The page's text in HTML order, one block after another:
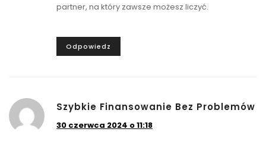
partner, na który zawsze możesz liczyć.
Odpowiedz
Szybkie Finansowanie Bez Problemów
30 czerwca 2024 o 11:18